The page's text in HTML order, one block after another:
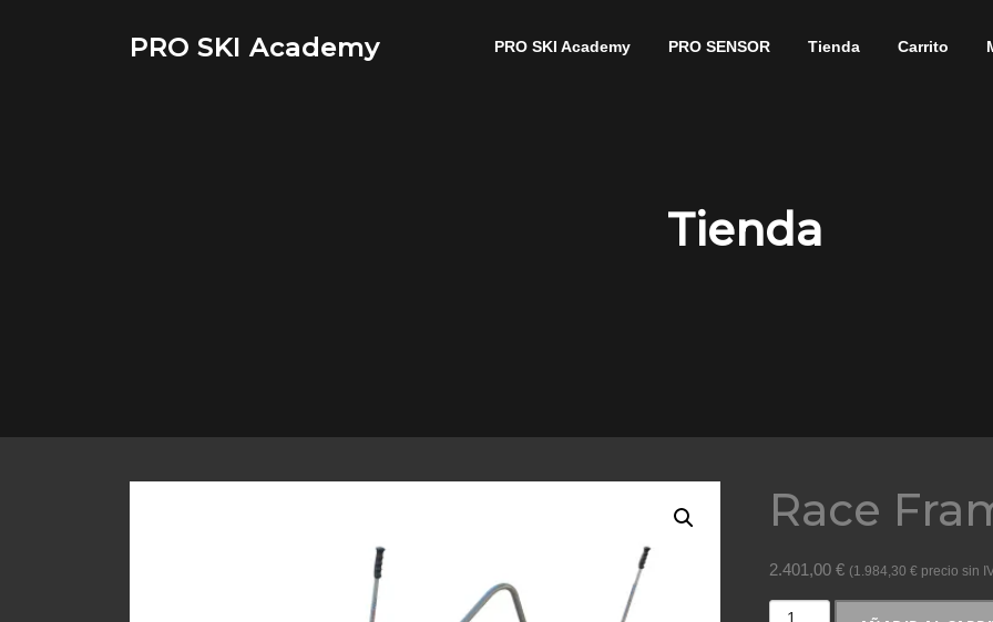
PRO SKI Academy PRO SKI Academy PRO SENSOR Tienda Carrito
Tienda
Race
2.401,00€ (1.984,30€ precio sin
Race